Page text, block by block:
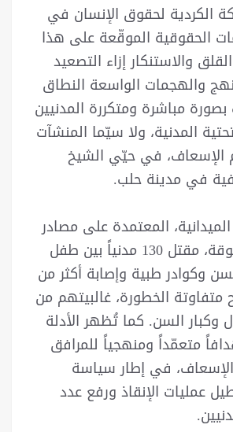
الكردية لحقوق الإنسان في
الحقوقية الموقّعة على هذا
والاستنكار إزاء التصعيد
والهجمات الواسعة النطاق
مباشرة ومتكررة المدنيين
المدنية، ولا سيّما المنشآت
الإسعاف، في حيّي الشيخ
في مدينة حلب.
المعتمدة على مصادر
متقاطعة وموثوقة، مقتل 130 مدنياً بين طفل
وكوادر طبية وإصابة أكثر من
متفاوتة الخطورة، غالبيتهم من
وكبار السن. كما تُظهر الأدلة
متعمّداً ومنهجياً للمرافق
في إطار سياسة
عمليات الإنقاذ ورفع عدد